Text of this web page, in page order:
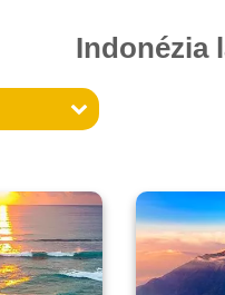
Indonézia